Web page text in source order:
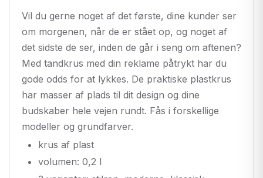
Vil du gerne noget af det første, dine kunder ser
om morgenen, når de er stået op, og noget af
det sidste de ser, inden de går i seng om aftenen?
Med tandkrus med din reklame påtrykt har du
gode odds for at lykkes. De praktiske plastkrus
har masser af plads til dit design og dine
budskaber hele vejen rundt. Fås i forskellige
modeller og grundfarver.
krus af plast
volumen: 0,2 l